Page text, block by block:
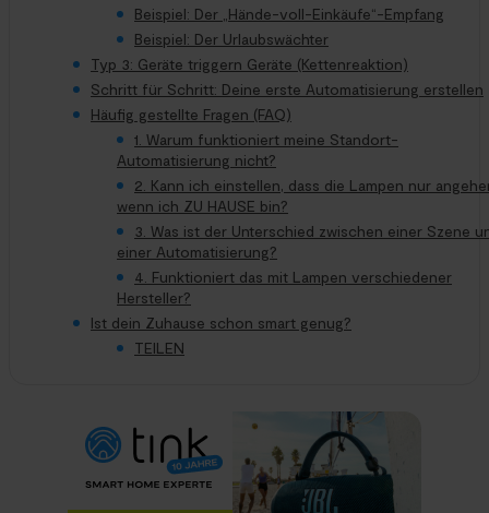
Beispiel: Der „Hände-voll-Einkäufe“-Empfang
Beispiel: Der Urlaubswächter
Typ 3: Geräte triggern Geräte (Kettenreaktion)
Schritt für Schritt: Deine erste Automatisierung erstellen
Häufig gestellte Fragen (FAQ)
1. Warum funktioniert meine Standort-
Automatisierung nicht?
2. Kann ich einstellen, dass die Lampen nur
wenn ich ZU HAUSE bin?
3. Was ist der Unterschied zwischen einer Szene
einer Automatisierung?
4. Funktioniert das mit Lampen verschiedener
Hersteller?
Ist dein Zuhause schon smart genug?
TEILEN